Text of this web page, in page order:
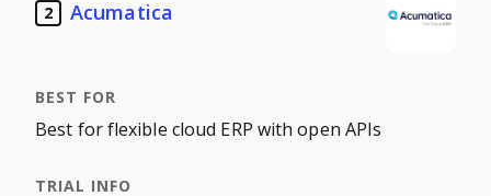
2 Acumatica
Best for flexible cloud ERP with open APIs